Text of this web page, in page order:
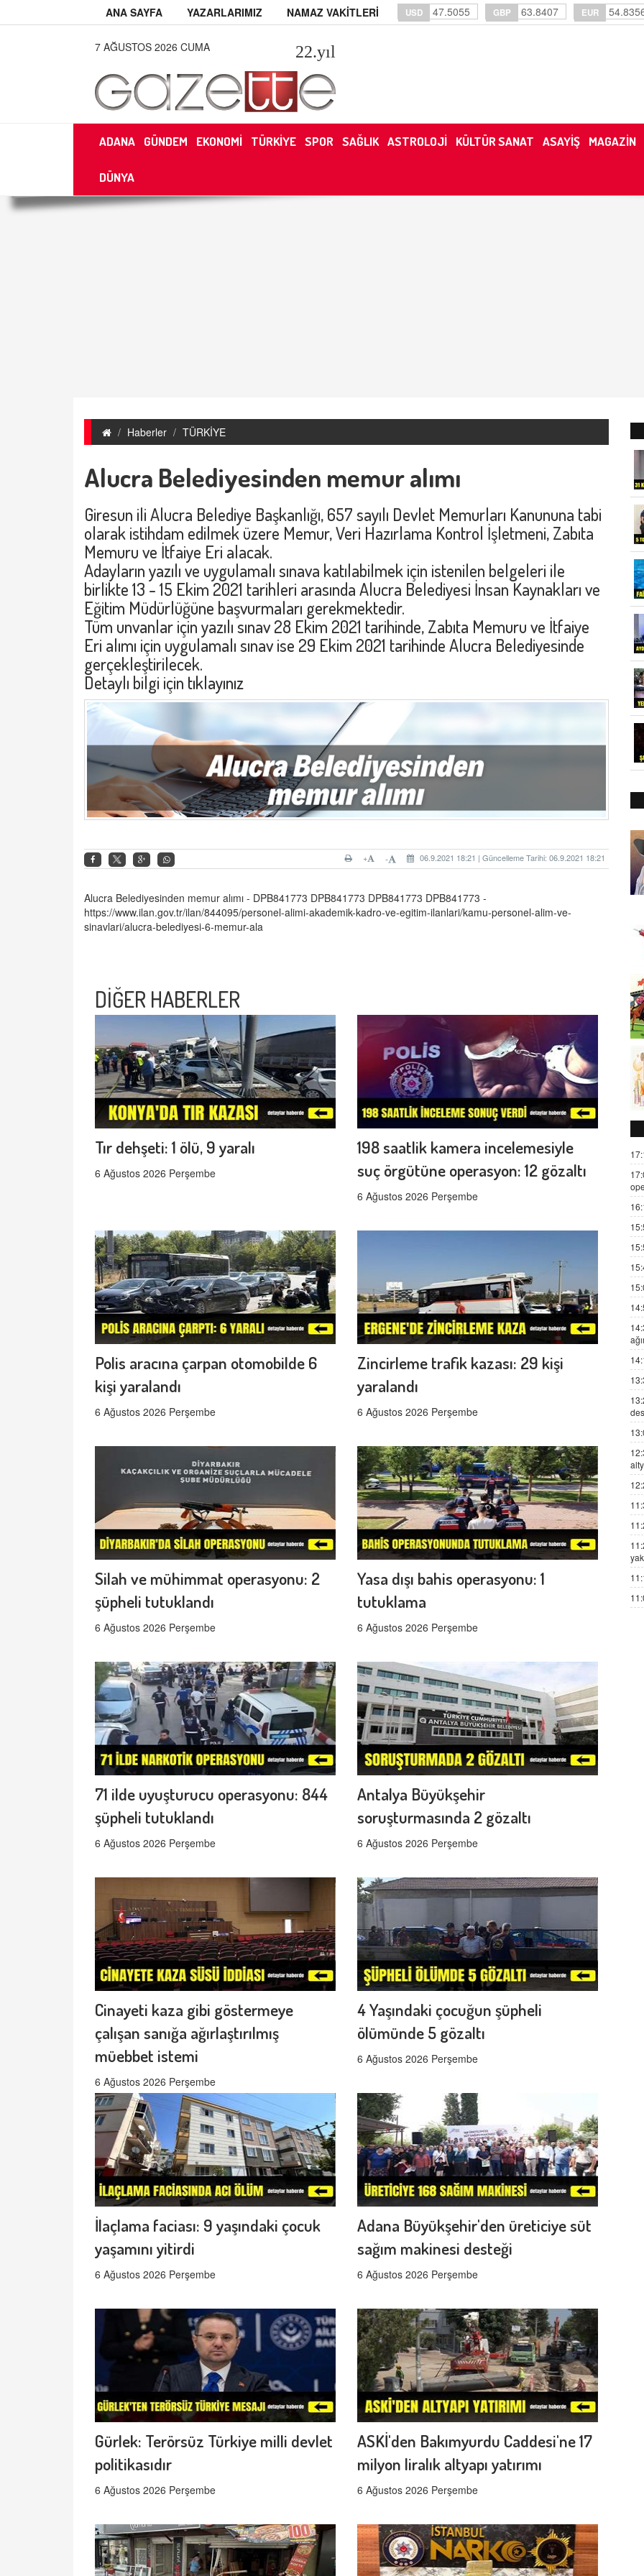
ANA SAYFA YAZARLARIMIZ NAMAZ VAKİTLERİ USD 47.5055 GBP 63.8407 EUR
7 AĞUSTOS 2026 CUMA 22.yıl
ADANA GÜNDEM EKONOMİ TÜRKİYE SPOR SAĞLIK ASTROLOJİ KÜLTÜR SANAT ASAYİŞ MAGAZİN
DÜNYA
Haberler TÜRKİYE
Alucra Belediyesinden memur alımı
Giresun ili Alucra Belediye Başkanlığı, 657 sayılı Devlet Memurları Kanununa tabi
olarak istihdam edilmek üzere Memur, Veri Hazırlama Kontrol İşletmeni, Zabıta
Memuru ve İtfaiye Eri alacak.
Adayların yazılı ve uygulamalı sınava katılabilmek için istenilen belgeleri ile
birlikte 13 - 15 Ekim 2021 tarihleri arasında Alucra Belediyesi İnsan Kaynakları ve
Eğitim Müdürlüğüne başvurmaları gerekmektedir.
Tüm unvanlar için yazılı sınav 28 Ekim 2021 tarihinde, Zabıta Memuru ve İtfaiye
Eri alımı için uygulamalı sınav ise 29 Ekim 2021 tarihinde Alucra Belediyesinde
gerçekleştirilecek.
Detaylı bilgi için tıklayınız
06.9.2021 18:21 | Güncelleme Tarihi: 06.9.2021 18:21
-
+
Alucra Belediyesinden memur alımı - DPB841773 DPB841773 DPB841773 DPB841773 -
https://www.ilan.gov.tr/ilan/844095/personel-alimi-akademik-kadro-ve-egitim-ilanlari/kamu-personel-alim-ve-
sinavlari/alucra-belediyesi-6-memur-ala
DİĞER HABERLER
Tır dehşeti: 1 ölü, 9 yaralı
6 Ağustos 2026 Perşembe
198 saatlik kamera incelemesiyle
suç örgütüne operasyon: 12 gözaltı
6 Ağustos 2026 Perşembe
Polis aracına çarpan otomobilde 6
kişi yaralandı
6 Ağustos 2026 Perşembe
Zincirleme trafik kazası: 29 kişi
yaralandı
6 Ağustos 2026 Perşembe
Silah ve mühimmat operasyonu: 2
şüpheli tutuklandı
6 Ağustos 2026 Perşembe
Yasa dışı bahis operasyonu: 1
tutuklama
6 Ağustos 2026 Perşembe
71 ilde uyuşturucu operasyonu: 844
şüpheli tutuklandı
6 Ağustos 2026 Perşembe
Antalya Büyükşehir
soruşturmasında 2 gözaltı
6 Ağustos 2026 Perşembe
Cinayeti kaza gibi göstermeye
çalışan sanığa ağırlaştırılmış
müebbet istemi
6 Ağustos 2026 Perşembe
4 Yaşındaki çocuğun şüpheli
ölümünde 5 gözaltı
6 Ağustos 2026 Perşembe
İlaçlama faciası: 9 yaşındaki çocuk
yaşamını yitirdi
6 Ağustos 2026 Perşembe
Adana Büyükşehir'den üreticiye süt
sağım makinesi desteği
6 Ağustos 2026 Perşembe
Gürlek: Terörsüz Türkiye milli devlet
politikasıdır
6 Ağustos 2026 Perşembe
ASKİ'den Bakımyurdu Caddesi'ne 17
milyon liralık altyapı yatırımı
6 Ağustos 2026 Perşembe